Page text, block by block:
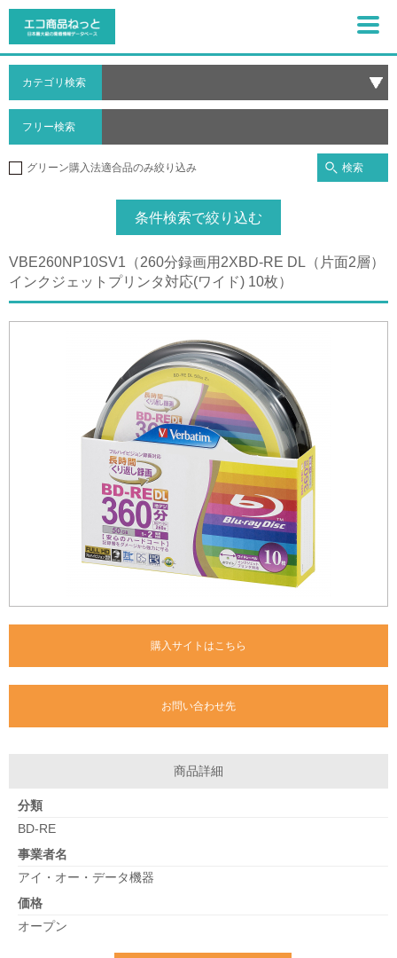
カテゴリ検索
フリー検索
グリーン購入法適合品のみ絞り込み 検索
条件検索で絞り込む
VBE260NP10SV1（260分録画用2XBD-RE DL（片面2層）
インクジェットプリンタ対応(ワイド) 10枚）
購入サイトはこちら
お問い合わせ先
商品詳細
分類
BD-RE
事業者名
アイ・オー・データ機器
価格
オープン